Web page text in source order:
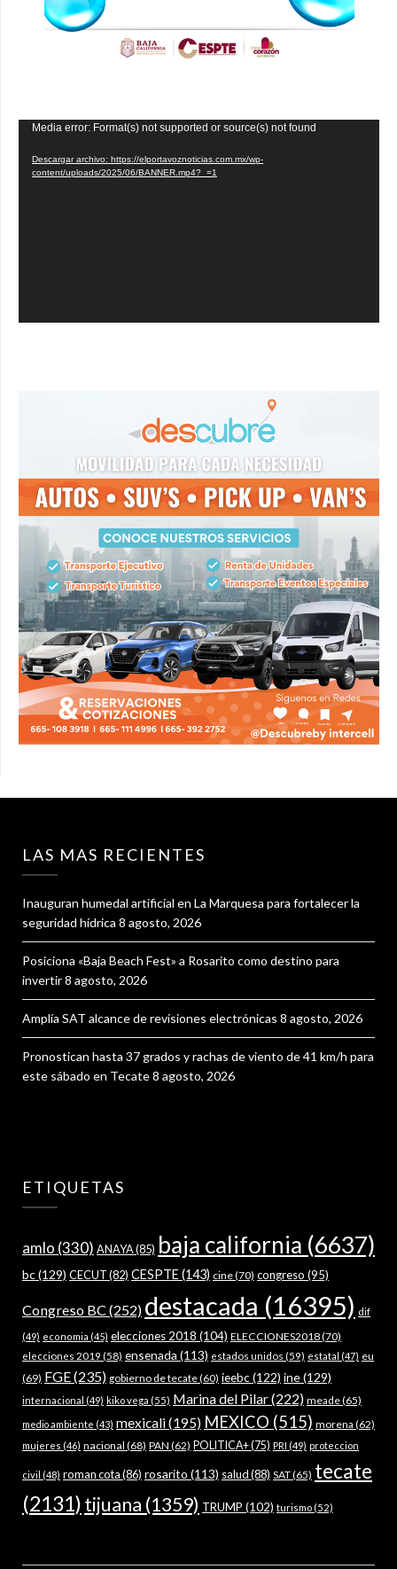
Reproductor
vídeo
Media error: Format(s) not supported or source(s) not found
Descargar archivo: https://elportavoznoticias.com.mx/wp-
content/uploads/2025/06/BANNER.mp4?_=1
LAS MAS RECIENTES
Inauguran humedal artificial en La Marquesa para fortalecer la
seguridad hídrica 8 agosto, 2026
Posiciona «Baja Beach Fest» a Rosarito como destino para
invertir8 agosto, 2026
Amplía SAT alcance de revisiones electrónicas 8 agosto, 2026
Pronostican hasta 37 grados y rachas de viento de 41 km/h para
este sábado en Tecate8 agosto, 2026
ETIQUETAS
amlo (330) ANAYA(85) baja california (6637)
bc(129) CECUT(82) CESPTE (143) cine(70) congreso (95)
Congreso BC (252) destacada (16395) dif
(49) economia (45) elecciones 2018 (104) ELECCIONES2018(70)
elecciones 2019 (58) ensenada (113) estados unidos (59) estatal (47) eu
(69) FGE(235) gobierno de tecate(60) ieebc(122) ine(129)
internacional (49) kiko vega (55) Marina del Pilar(222) meade(65)
medio ambiente (43) mexicali(195) MEXICO (515) morena (62)
mujeres (46) nacional (68) PAN (62) POLITICA+(75) PRI (49) proteccion
civil (48) roman cota(86) rosarito (113) salud(88) SAT(65) tecate
(2131) tijuana (1359) TRUMP (102) turismo (52)